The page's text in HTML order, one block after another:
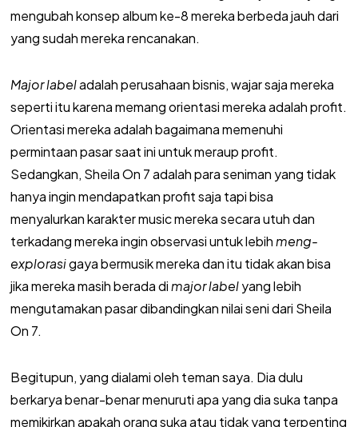
mengubah konsep album ke-8 mereka berbeda jauh dari
yang sudah mereka rencanakan.
Major labeladalah perusahaan bisnis, wajar saja mereka
seperti itu karena memang orientasi mereka adalah profit.
Orientasi mereka adalah bagaimana memenuhi
permintaan pasar saat ini untuk meraup profit.
Sedangkan, Sheila On 7 adalah para seniman yang tidak
hanya ingin mendapatkan profit saja tapi bisa
menyalurkan karakter music mereka secara utuh dan
terkadang mereka ingin observasi untuk lebihmeng-
explorasigaya bermusik mereka dan itu tidak akan bisa
jika mereka masih berada dimajor labelyang lebih
mengutamakan pasar dibandingkan nilai seni dari Sheila
On 7.
Begitupun, yang dialami oleh teman saya. Dia dulu
berkarya benar-benar menuruti apa yang dia suka tanpa
memikirkan apakah orang suka atau tidak yang terpenting